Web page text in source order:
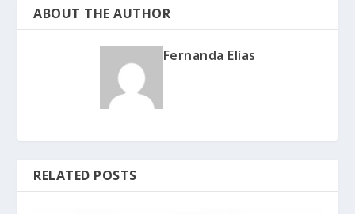
ABOUT THE AUTHOR
Fernanda Elías
RELATED POSTS